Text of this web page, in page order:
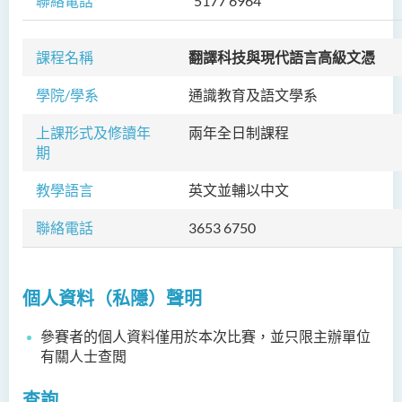
課程名稱 翻譯科技與現代語言高級文憑
學院/學系 通識教育及語文學系
上課形式及修讀年
期
兩年全日制課程
教學語言 英文並輔以中文
聯絡電話 3653 6750
個人資料（私隱）聲明
參賽者的個人資料僅用於本次比賽，並只限主辦單位
有關人士查閲